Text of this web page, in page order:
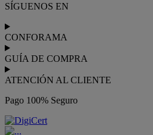
SÍGUENOS EN
CONFORAMA
GUÍA DE COMPRA
ATENCIÓN AL CLIENTE
Pago 100% Seguro